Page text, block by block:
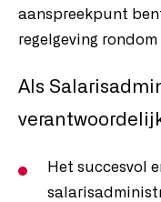
aanspreekpunt
regelgeving
Als
Het succesvol